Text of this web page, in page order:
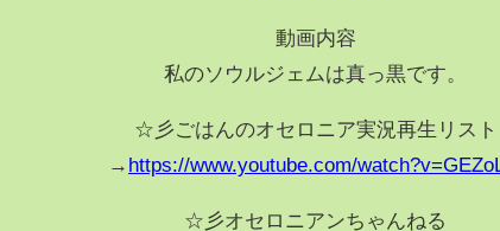
動画内容
私のソウルジェムは真っ黒です。
☆彡ごはんのオセロニア実況再生リスト
→ https://www.youtube.com/watch?v=GEZoL
☆彡オセロニアンちゃんねる